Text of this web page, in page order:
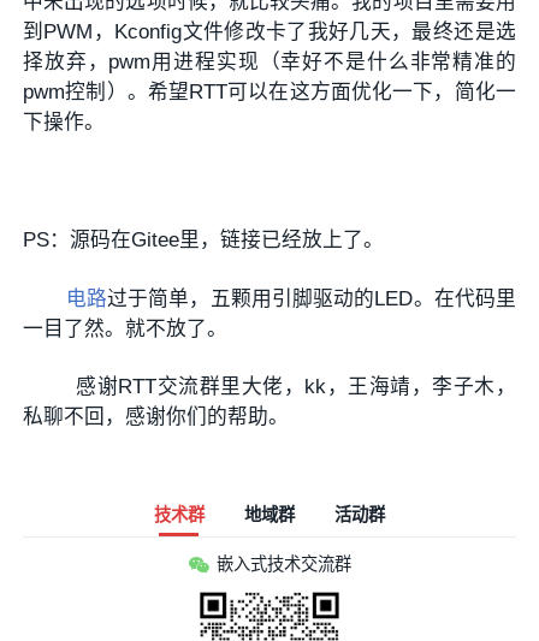
到PWM，Kconfig文件修改卡了我好几天，最终还是选
择放弃，pwm用进程实现（幸好不是什么非常精准的
pwm控制）。希望RTT可以在这方面优化一下，简化一
下操作。
PS：源码在Gitee里，链接已经放上了。
电路过于简单，五颗用引脚驱动的LED。在代码里
一目了然。就不放了。
感谢RTT交流群里大佬，kk，王海靖，李子木，
私聊不回，感谢你们的帮助。
技术群 地域群 活动群
嵌入式技术交流群